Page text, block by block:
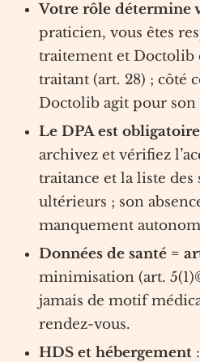
Votre rôle détermine
praticien, vous êtes
traitement et Doctolib
traitant (art. 28) ; côté
Doctolib agit pour
Le DPA est obligatoire
archivez et vérifiez
traitance et la liste des
ultérieurs ; son
manquement
Données de santé =
minimisation (art.
jamais de motif
rendez-vous.
HDS et hébergement